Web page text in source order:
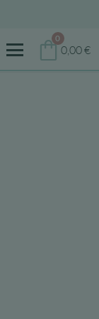
0
0,00€